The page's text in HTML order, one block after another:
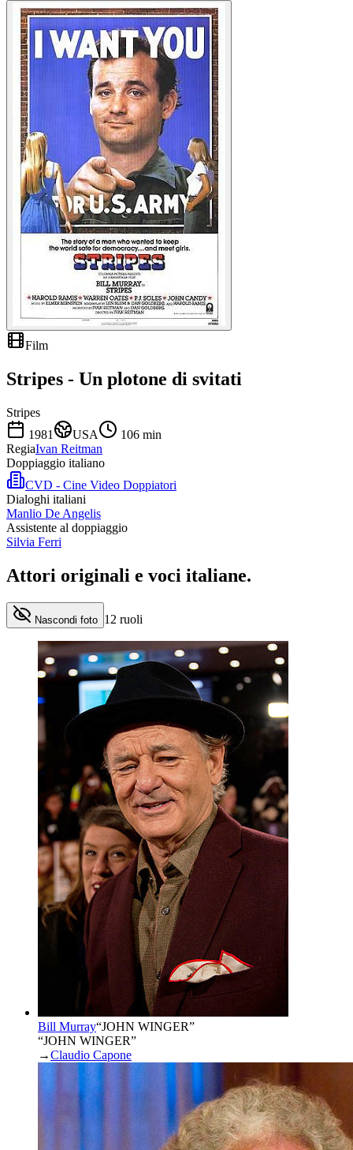
Film
Stripes - Un plotone di svitati
Stripes
1981
USA 106 min
RegiaIvan Reitman
Doppiaggio italiano
CVD - Cine Video Doppiatori
Dialoghi italiani
Manlio De Angelis
Assistente al doppiaggio
Silvia Ferri
Attori originali e voci italiane.
Nascondi foto 12 ruoli
Bill Murray“JOHN WINGER”
“JOHN WINGER”
→Claudio Capone